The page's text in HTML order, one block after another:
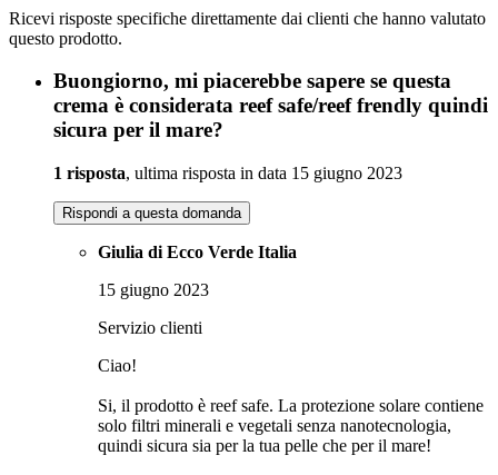
Ricevi risposte specifiche direttamente dai clienti che hanno valutato
questo prodotto.
Buongiorno, mi piacerebbe sapere se questa
crema è considerata reef safe/reef frendly quindi
sicura per il mare?
1 risposta, ultima risposta in data 15 giugno 2023
Rispondi a questa domanda
Giulia di Ecco Verde Italia
15 giugno 2023
Servizio clienti
Ciao!
Si, il prodotto è reef safe. La protezione solare contiene
solo filtri minerali e vegetali senza nanotecnologia,
quindi sicura sia per la tua pelle che per il mare!